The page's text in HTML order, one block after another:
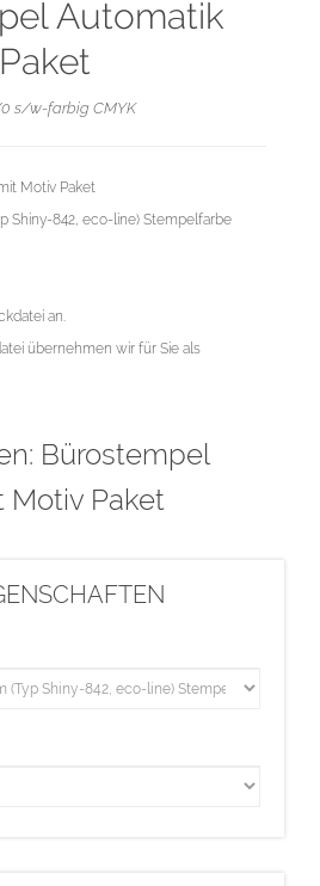
Automatik
0 s/w-farbig CMYK
Motiv Paket
Shiny-842, eco-line) Stempelfarbe
an.
übernehmen wir für Sie als
Bürostempel
Paket